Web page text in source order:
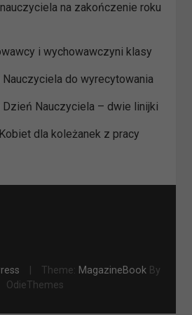
na zakończenie roku
i wychowawczyni klasy
do wyrecytowania
Dzień Nauczyciela – dwie linijki
dla koleżanek z pracy
Theme: MagazineBookBy
OdieThemes